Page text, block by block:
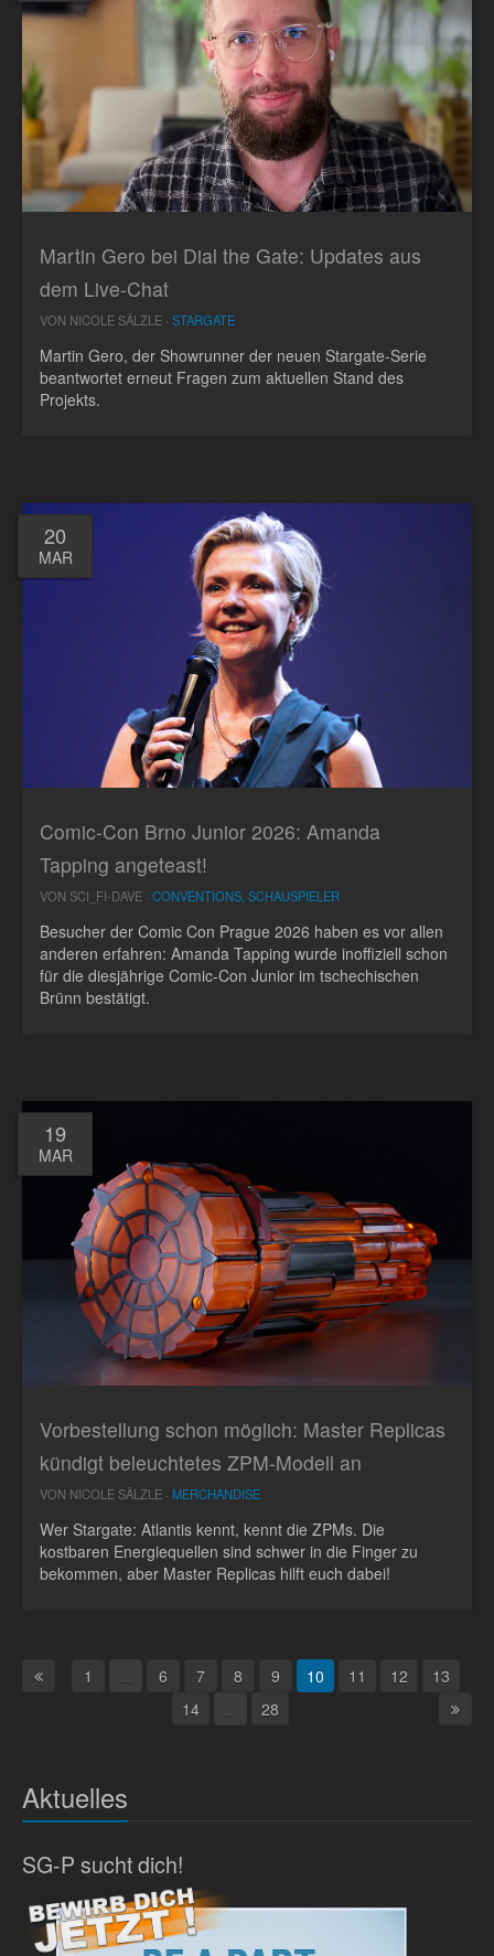
Martin Gero bei Dial the Gate: Updates aus
dem Live-Chat
VON NICOLE SÄLZLE · STARGATE
Martin Gero, der Showrunner der neuen Stargate-Serie
beantwortet erneut Fragen zum aktuellen Stand des
Projekts.
20
MAR
Comic-Con Brno Junior 2026: Amanda
Tapping angeteast!
VON SCI_FI-DAVE · CONVENTIONS, SCHAUSPIELER
Besucher der Comic Con Prague 2026 haben es vor allen
anderen erfahren: Amanda Tapping wurde inoffiziell schon
für die diesjährige Comic-Con Junior im tschechischen
Brünn bestätigt.
19
MAR
Vorbestellung schon möglich: Master Replicas
kündigt beleuchtetes ZPM-Modell an
VON NICOLE SÄLZLE · MERCHANDISE
Wer Stargate: Atlantis kennt, kennt die ZPMs. Die
kostbaren Energiequellen sind schwer in die Finger zu
bekommen, aber Master Replicas hilft euch dabei!
1 6 7 8 9 10 11 12
13
14
28
Aktuelles
SG-P sucht dich!